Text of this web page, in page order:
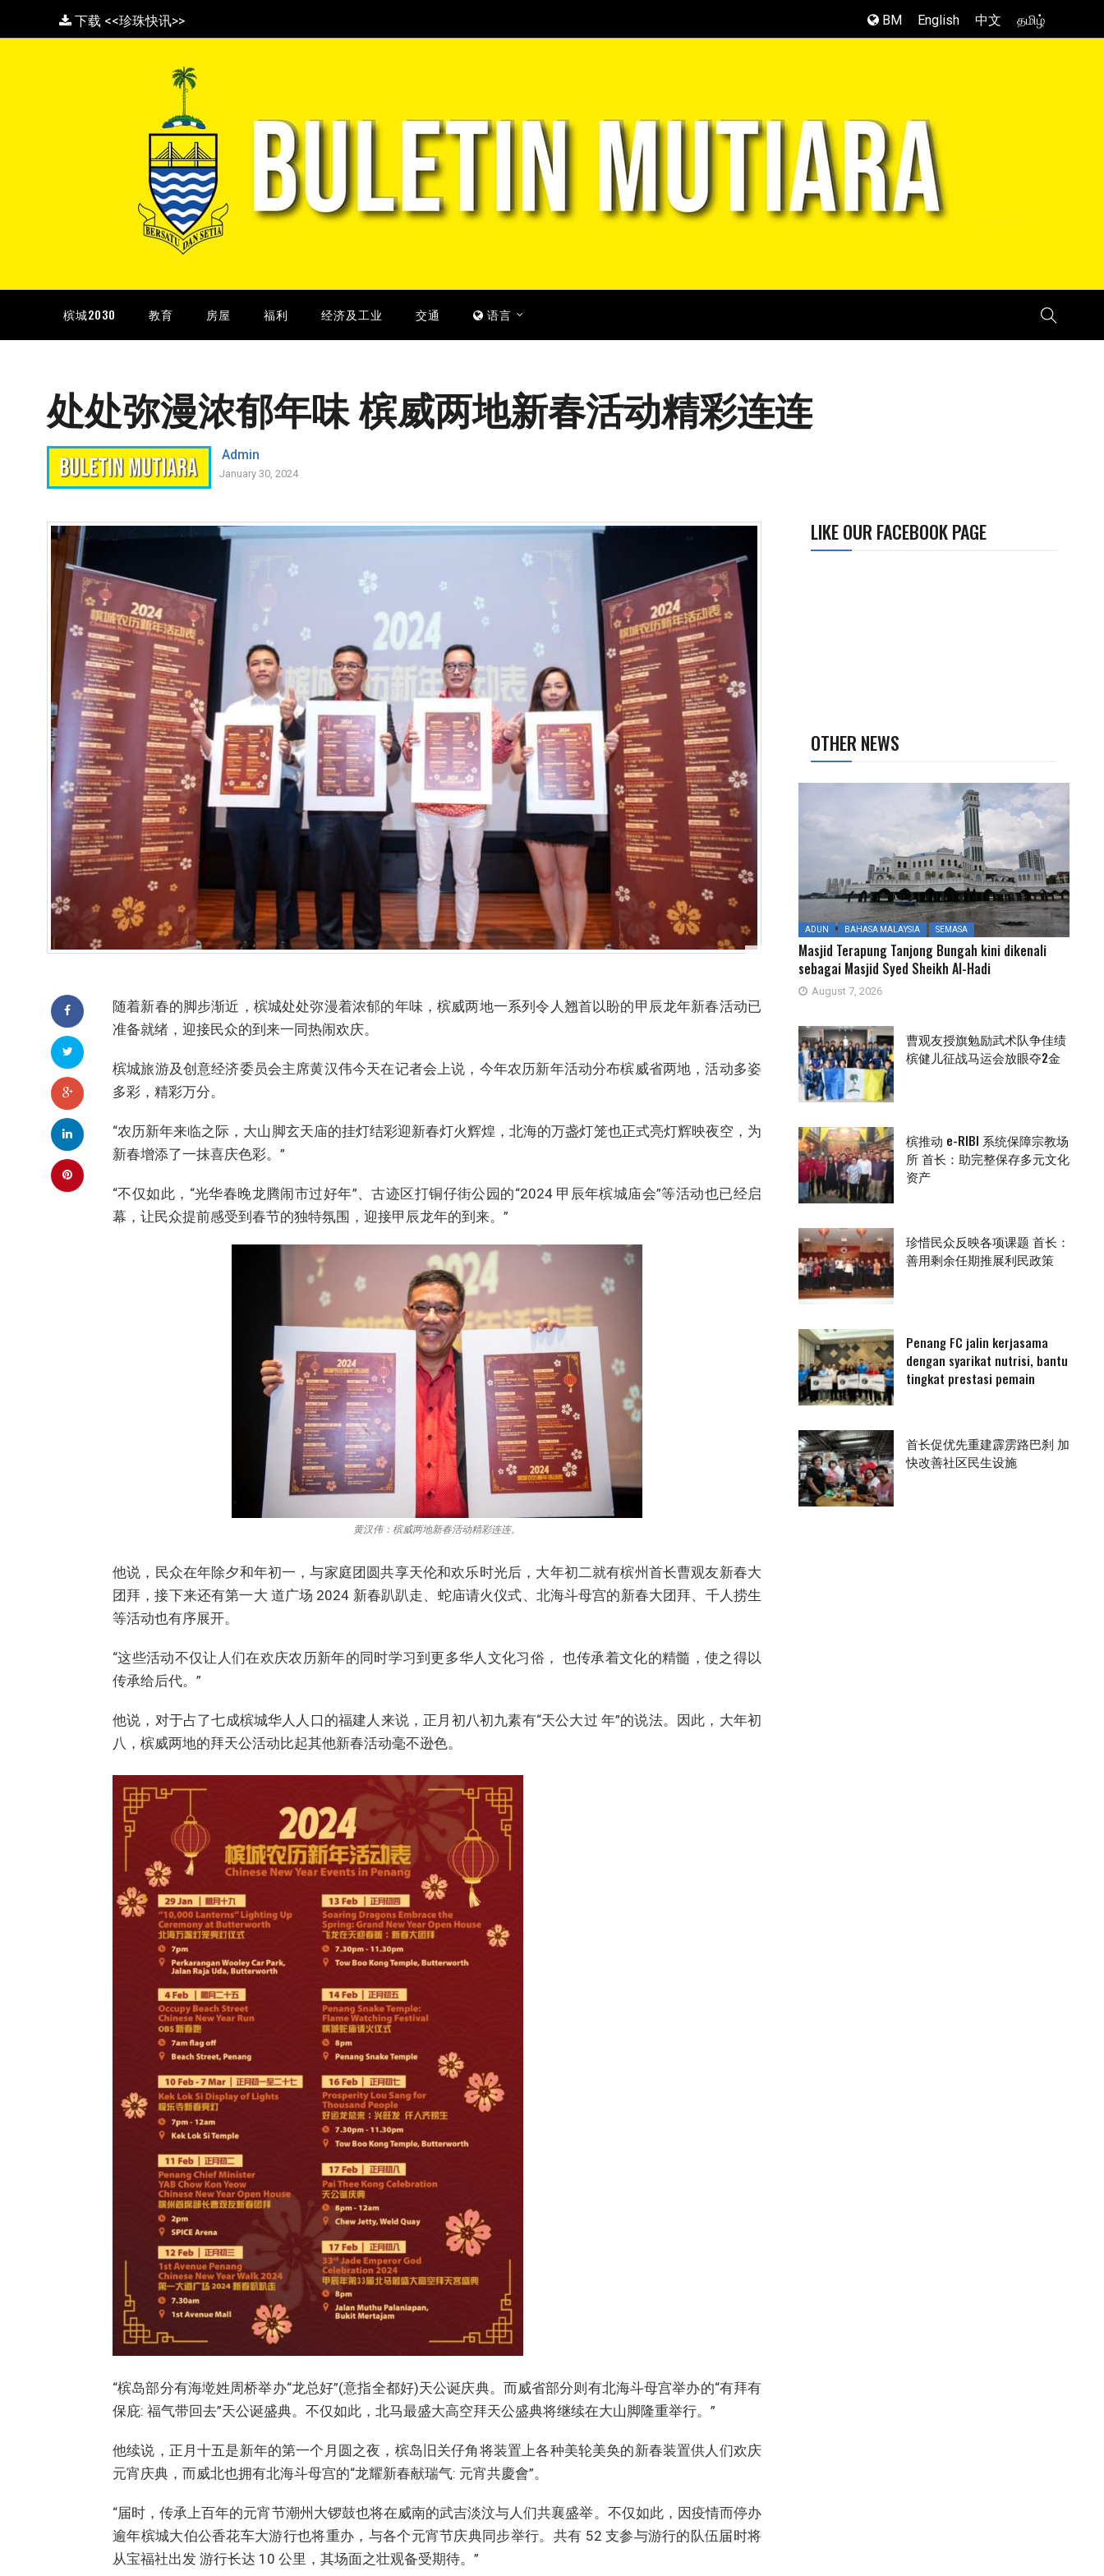
下载 <<珍珠快讯>> BM English 中文 தமிழ்
槟城2030 教育 房屋 福利 经济及工业 交通 语言
处处弥漫浓郁年味 槟威两地新春活动精彩连连
Admin
January 30, 2024
随着新春的脚步渐近，槟城处处弥漫着浓郁的年味，槟威两地一系列令人翘首以盼的甲辰龙年新春活动已
准备就绪，迎接民众的到来一同热闹欢庆。
槟城旅游及创意经济委员会主席黄汉伟今天在记者会上说，今年农历新年活动分布槟威省两地，活动多姿
多彩，精彩万分。
“农历新年来临之际，大山脚玄天庙的挂灯结彩迎新春灯火辉煌，北海的万盏灯笼也正式亮灯辉映夜空，为
新春增添了一抹喜庆色彩。”
“不仅如此，“光华春晚龙腾闹市过好年”、古迹区打铜仔街公园的“2024 甲辰年槟城庙会”等活动也已经启
幕，让民众提前感受到春节的独特氛围，迎接甲辰龙年的到来。”
黄汉伟：槟威两地新春活动精彩连连。
他说，民众在年除夕和年初一，与家庭团圆共享天伦和欢乐时光后，大年初二就有槟州首长曹观友新春大
团拜，接下来还有第一大 道广场 2024 新春趴趴走、蛇庙请火仪式、北海斗母宫的新春大团拜、千人捞生
等活动也有序展开。
“这些活动不仅让人们在欢庆农历新年的同时学习到更多华人文化习俗， 也传承着文化的精髓，使之得以
传承给后代。”
他说，对于占了七成槟城华人人口的福建人来说，正月初八初九素有“天公大过 年”的说法。因此，大年初
八，槟威两地的拜天公活动比起其他新春活动毫不逊色。
“槟岛部分有海墘姓周桥举办“龙总好”(意指全都好)天公诞庆典。而威省部分则有北海斗母宫举办的“有拜有
保庇: 福气带回去”天公诞盛典。不仅如此，北马最盛大高空拜天公盛典将继续在大山脚隆重举行。”
他续说，正月十五是新年的第一个月圆之夜，槟岛旧关仔角将装置上各种美轮美奂的新春装置供人们欢庆
元宵庆典，而威北也拥有北海斗母宫的“龙耀新春献瑞气: 元宵共慶會”。
“届时，传承上百年的元宵节潮州大锣鼓也将在威南的武吉淡汶与人们共襄盛举。不仅如此，因疫情而停办
逾年槟城大伯公香花车大游行也将重办，与各个元宵节庆典同步举行。共有 52 支参与游行的队伍届时将
从宝福社出发 游行长达 10 公里，其场面之壮观备受期待。”
LIKE OUR FACEBOOK PAGE
OTHER NEWS
ADUN BAHASA MALAYSIA SEMASA
Masjid Terapung Tanjong Bungah kini dikenali
sebagai Masjid Syed Sheikh Al-Hadi
August 7, 2026
曹观友授旗勉励武术队争佳绩
槟健儿征战马运会放眼夺2金
槟推动 e-RIBI 系统保障宗教场
所 首长：助完整保存多元文化
资产
珍惜民众反映各项课题 首长：
善用剩余任期推展利民政策
Penang FC jalin kerjasama
dengan syarikat nutrisi, bantu
tingkat prestasi pemain
首长促优先重建霹雳路巴刹 加
快改善社区民生设施